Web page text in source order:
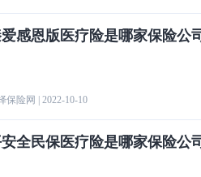
感恩版医疗险是哪家保险公
保险网 | 2022-10-10
全民保医疗险是哪家保险公